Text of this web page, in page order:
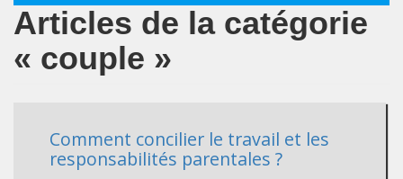
Articles de la catégorie
« couple »
Comment concilier le travail et les
responsabilités parentales ?